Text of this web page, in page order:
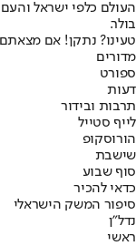
העולם כלפי ישראל
בולר.
טעינו? נתקן! אם
מדורים
ספורט
דעות
תרבות ובידור
לייף סטייל
הורוסקופ
שישבת
סוף שבוע
כדאי להכיר
סיפור המשק הישראלי
נדל"ן
ראשי